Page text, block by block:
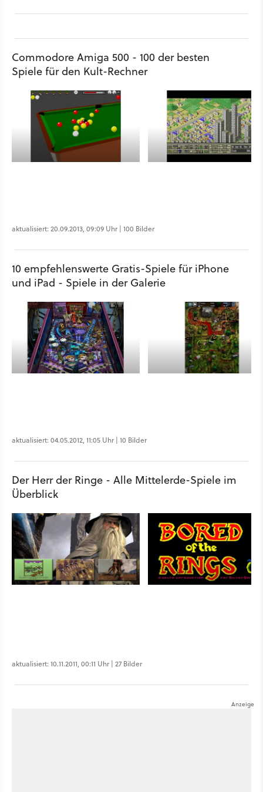
Commodore Amiga 500 - 100 der besten
Spiele für den Kult-Rechner
aktualisiert: 20.09.2013, 09:09 Uhr | 100 Bilder
10 empfehlenswerte Gratis-Spiele für iPhone
und iPad - Spiele in der Galerie
aktualisiert: 04.05.2012, 11:05 Uhr | 10 Bilder
Der Herr der Ringe - Alle Mittelerde-Spiele im
Überblick
aktualisiert: 10.11.2011, 00:11 Uhr | 27 Bilder